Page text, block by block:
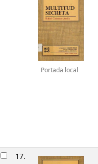
Portada local
17.